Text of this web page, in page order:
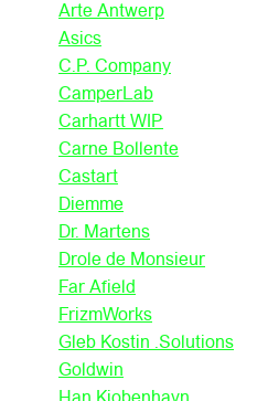
Arte Antwerp
Asics
C.P. Company
CamperLab
Carhartt WIP
Carne Bollente
Castart
Diemme
Dr. Martens
Drole de Monsieur
Far Afield
FrizmWorks
Gleb Kostin .Solutions
Goldwin